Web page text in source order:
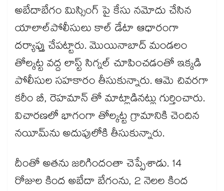
అబేదాబేగం మిస్సింగ్ పై కేసు నమోదు చేసిన
యాలాల్​పోలీసులు కాల్ డేటా ఆధారంగా
దర్యాప్తు చేపట్టారు. మొయినాబాద్ మండలం
తోల్కట్ట వద్ద లాస్ట్ సిగ్నల్ చూపించడంతో ఇక్కడి
పోలీసుల సహకారం తీసుకున్నారు. ఆమె చివరగా
కరీం బీ, రెహమాన్ తో మాట్లాడినట్లు గుర్తించారు.
విచారణలో భాగంగా తోల్కట్ట గ్రామానికి చెందిన
నయీమ్​ను అదుపులోకి తీసుకున్నారు.
దీంతో అతను జరిగిందంతా చెప్పేశాడు. 14
రోజుల కింద అబేదా బేగంను, 2 నెలల కింద